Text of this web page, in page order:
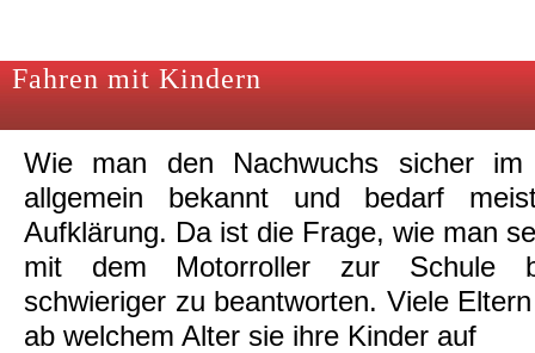
Fahren mit Kindern
Wie man den Nachwuchs sicher
allgemein bekannt und bedarf
Aufklärung. Da ist die Frage, wie man
mit dem Motorroller zur Schule
schwieriger zu beantworten. Viele
ab welchem Alter sie ihre Kinder auf